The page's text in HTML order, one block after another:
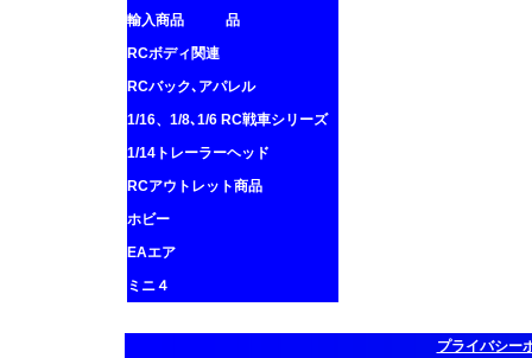
品
輸入商品
RCボディ関連
RCバック､アパレル
1/16、1/8､1/6 RC戦車シリーズ
1/14トレーラーヘッド
RCアウトレット商品
ホビー
EAエア
ミニ４
プライバシー